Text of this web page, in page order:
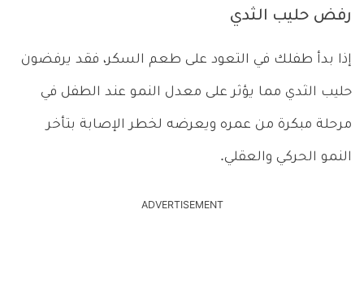
رفض حليب الثدي
إذا بدأ طفلك في التعود على طعم السكر، فقد يرفضون
حليب الثدي مما يؤثر على معدل النمو عند الطفل في
مرحلة مبكرة من عمره ويعرضه لخطر الإصابة بتأخر
النمو الحركي والعقلي.
ADVERTISEMENT